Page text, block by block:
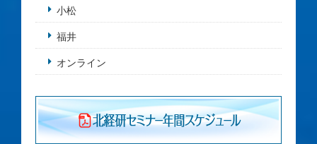
小松
福井
オンライン